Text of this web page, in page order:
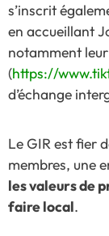
s’inscrit
en accueillant
notamment
(https://
d’échange
Le GIR est fier
membres, une
les valeurs de
faire local.